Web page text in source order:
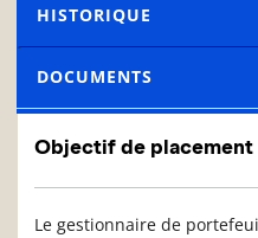
HISTORIQUE
DOCUMENTS
Objectif de placement
Le gestionnaire de